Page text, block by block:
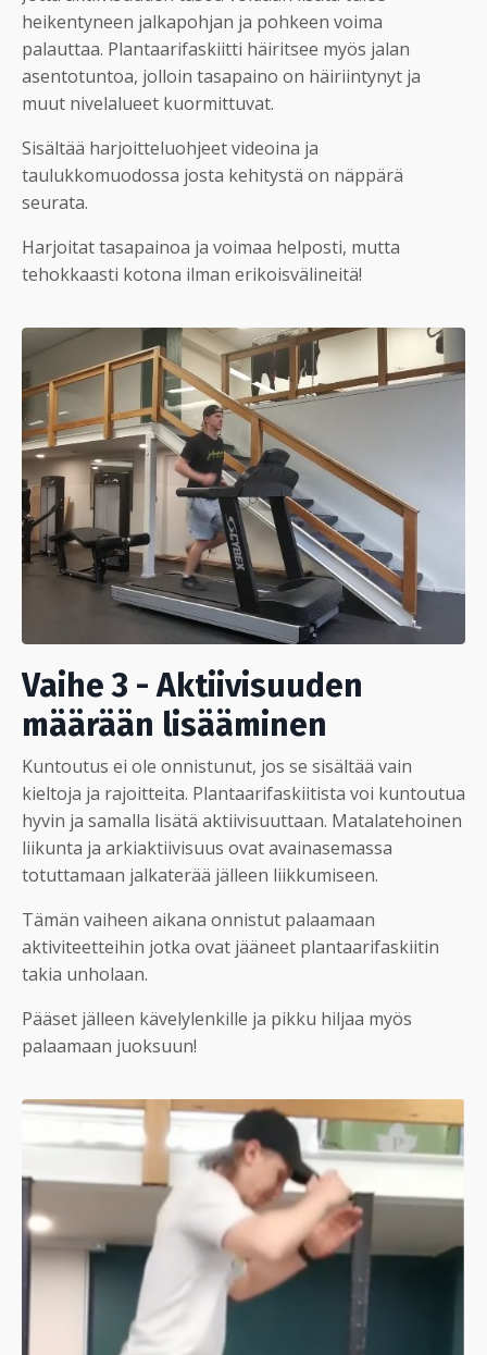
heikentyneen jalkapohjan ja pohkeen voima
palauttaa. Plantaarifaskiitti häiritsee myös jalan
asentotuntoa, jolloin tasapaino on häiriintynyt ja
muut nivelalueet kuormittuvat.
Sisältää harjoitteluohjeet videoina ja
taulukkomuodossa josta kehitystä on näppärä
seurata.
Harjoitat tasapainoa ja voimaa helposti, mutta
tehokkaasti kotona ilman erikoisvälineitä!
Vaihe 3 - Aktiivisuuden
määrään lisääminen
Kuntoutus ei ole onnistunut, jos se sisältää vain
kieltoja ja rajoitteita. Plantaarifaskiitista voi kuntoutua
hyvin ja samalla lisätä aktiivisuuttaan. Matalatehoinen
liikunta ja arkiaktiivisuus ovat avainasemassa
totuttamaan jalkaterää jälleen liikkumiseen.
Tämän vaiheen aikana onnistut palaamaan
aktiviteetteihin jotka ovat jääneet plantaarifaskiitin
takia unholaan.
Pääset jälleen kävelylenkille ja pikku hiljaa myös
palaamaan juoksuun!